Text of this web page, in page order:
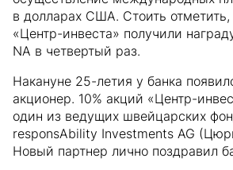
в долларах США. Стоить
«Центр-инвеста» получили
NA в четвертый раз.
Накануне 25-летия у банка
акционер. 10% акций «Центр-
один из ведущих швейцарских
responsAbility Investments AG
Новый партнер лично поздравил